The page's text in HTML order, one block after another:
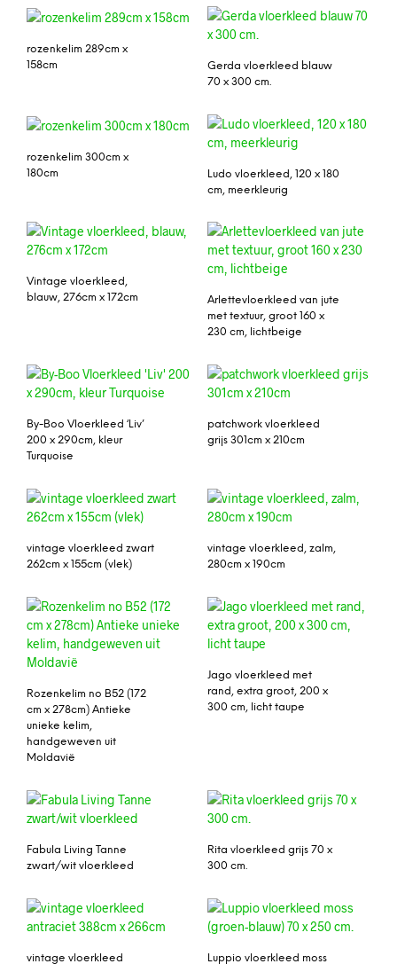
rozenkelim 289cm x
158cm
Gerda vloerkleed blauw
70 x 300 cm.
rozenkelim 300cm x
180cm
Ludo vloerkleed, 120 x 180
cm, meerkleurig
Vintage vloerkleed,
blauw, 276cm x 172cm
Arlettevloerkleed van jute
met textuur, groot 160 x
230 cm, lichtbeige
By-Boo Vloerkleed ‘Liv’
200 x 290cm, kleur
Turquoise
patchwork vloerkleed
grijs 301cm x 210cm
vintage vloerkleed zwart
262cm x 155cm (vlek)
vintage vloerkleed, zalm,
280cm x 190cm
Rozenkelim no B52 (172
cm x 278cm) Antieke
unieke kelim,
handgeweven uit
Moldavië
Jago vloerkleed met
rand, extra groot, 200 x
300 cm, licht taupe
Fabula Living Tanne
zwart/wit vloerkleed
Rita vloerkleed grijs 70 x
300 cm.
vintage vloerkleed Luppio vloerkleed moss